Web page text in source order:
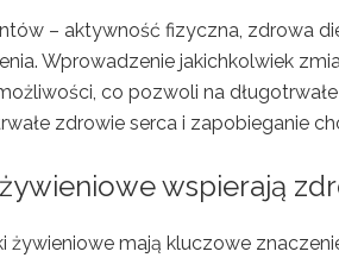
– aktywność fizyczna, zdrowa
Wprowadzenie jakichkolwiek
co pozwoli na
zdrowie serca i zapobieganie
wspierają
żywieniowe mają kluczowe